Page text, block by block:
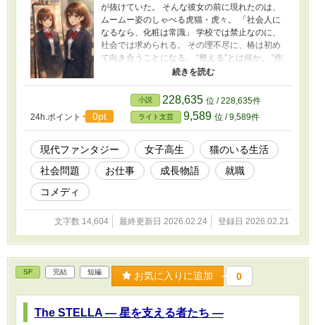
が抜けていた。 そんな彼女の前に現れたのは、
ムームー姿のしゃべる虎猫・虎々。 「社会人に
なるなら、化粧は常識」 学校では禁止なのに、
社会では求められる。 その理不尽に、椿は初め
て向き合うことになる。 “整える”とは何か。 “作
る”とは何か。 そして、本当の自分はどこにある
のか。 ――天の川の下で咲く椿の、小さな決意
の物語。 【織姫と星彦の物語はこちら】 ★猫の
夫婦カウンセラー ― 週末の天の川 ―
https://www.alphapolis.co.jp/novel/99661393/93
3001334 【関連作品】 ★猫の強請屋
https://www.alphapolis.co.jp/novel/99661393/34
2990123 ★猫の編集者 ― 創作はいつも波乱万丈
―
川 ―
https://www.alphapolis.co.jp/novel/99661393/93
3001334 ★猫の研究者 ― 豊橋技科大立志編 ―
3008040 ★猫のベビーシッター ― 涙と怒りの子
育て慕情 ―
https://www.alphapolis.co.jp/novel/99661393/81
24h.ポイント 0pt
小説 228,635 位 / 228,635件
ライト文芸 9,589 位 / 9,589件
現代ファンタジー 女子高生
猫のいる生活
社会問題
お仕事 成長物語
就職
コメディ
文字数 14,604 最終更新日 2026.02.24 登録日 2026.02.21
SF 完結 短編 お気に入りに追加 0
The STELLA ― 星を支える者たち ―